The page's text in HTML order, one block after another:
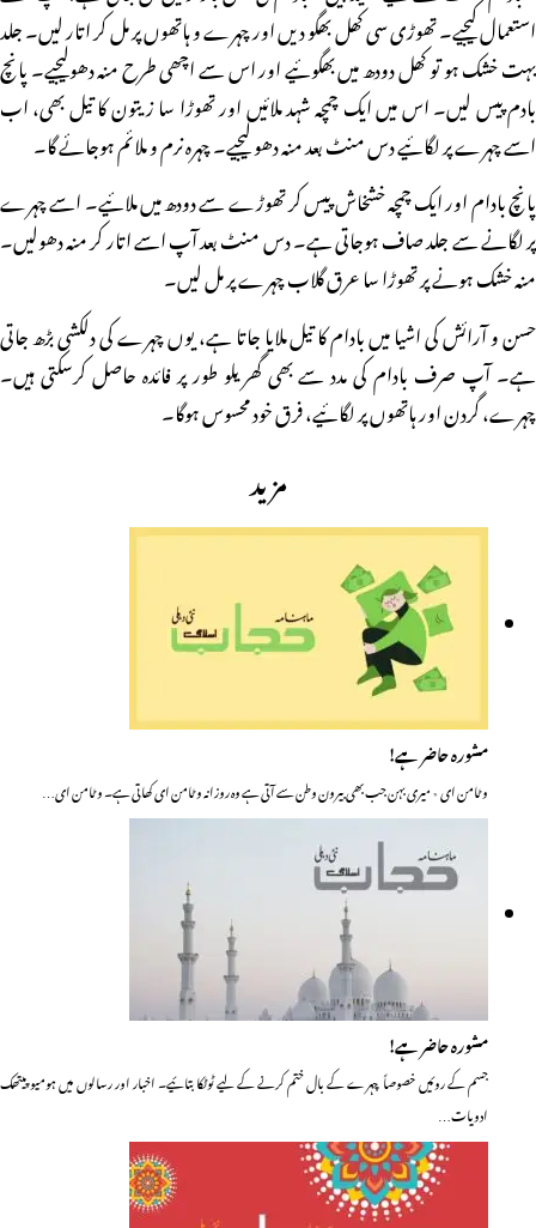
استعمال کیجیے۔ تھوڑی سی کھل بھگو دیں اور چہرے و ہاتھوں پر مل کر اتار لیں۔ جلد
بہت خشک ہو تو کھل دودھ میں بھگوئیے اور اس سے اچھی طرح منہ دھولیجیے۔ پانچ
بادم پیس لیں۔ اس میں ایک چمچہ شہد ملائیں اور تھوڑا سا زیتون کا تیل بھی، اب
اسے چہرے پر لگائیے دس منٹ بعد منہ دھو لیجیے۔ چہرہ نرم و ملائم ہوجائے گا۔
پانچ بادام اور ایک چمچہ خشخاش پیس کر تھوڑے سے دودھ میں ملائیے۔ اسے چہرے
پر لگانے سے جلد صاف ہوجاتی ہے۔ دس منٹ بعد آپ اسے اتار کر منہ دھولیں۔
منہ خشک ہونے پر تھوڑا سا عرق گلاب چہرے پر مل لیں۔
حسن و آرائش کی اشیا میں بادام کا تیل ملایا جاتا ہے، یوں چہرے کی دلکشی بڑھ جاتی
ہے۔ آپ صرف بادام کی مدد سے بھی گھریلو طور پر فائدہ حاصل کرسکتی ہیں۔
چہرے، گردن اور ہاتھوں پر لگائیے، فرق خود محسوس ہوگا۔
مزید
مشورہ حاضر ہے!
وٹامن ای ٭ میری بہن جب بھی بیرون وطن سے آتی ہے وہ روزانہ وٹامن ای کھاتی ہے۔ وٹامن ای…
مشورہ حاضر ہے!
جسم کے روئیں خصوصاً چہرے کے بال ختم کرنے کے لیے ٹوٹکا بتائیے۔ اخبار اور رسالوں میں ہومیو پیتھک
ادویات…